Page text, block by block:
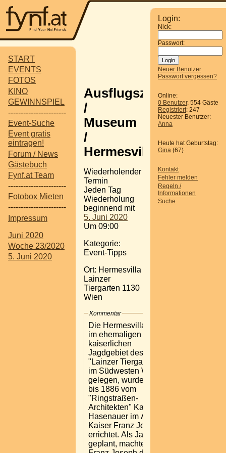
START
EVENTS
FOTOS
KINO
GEWINNSPIEL
-----------------------
Event-Suche
Event gratis
eintragen!
Forum / News
Gästebuch
Fynf.at Team
-----------------------
Fotobox Mieten
-----------------------
Impressum
Juni 2020
Woche 23/2020
5. Juni 2020
Login:
Nick:
Passwort:
Neuer Benutzer
Passwort vergessen?
Online:
0 Benutzer, 554 Gäste
Registriert: 247
Neuester Benutzer:
Anna
Heute hat Geburtstag:
Gina (67)
Kontakt
Fehler melden
Regeln /
Informationen
Suche
Ausflugsziel
/
Museum
/
Hermesvilla
Wiederholender
Termin
Jeden Tag
Wiederholung
beginnend mit
5. Juni 2020
Um 09:00
Kategorie:
Event-Tipps
Ort: Hermesvilla
Lainzer
Tiergarten 1130
Wien
Kommentar
Die Hermesvilla, mitten
im ehemaligen
kaiserlichen
Jagdgebiet des
"Lainzer Tiergartens"
im Südwesten Wiens
gelegen, wurde 1882
bis 1886 vom
"Ringstraßen-
Architekten" Karl von
Hasenauer im Auftrag
Kaiser Franz Josephs
errichtet. Als Jagdhaus
geplant, machte Kaiser